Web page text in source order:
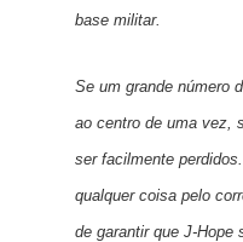
base militar.
Se um grande número
ao centro de uma vez,
ser facilmente
qualquer coisa pelo
de garantir que J-Hope